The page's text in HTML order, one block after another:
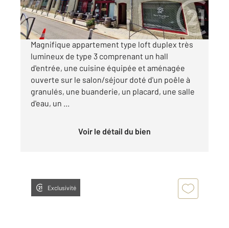
par mois charges comprises
Magnifique appartement type loft duplex très
lumineux de type 3 comprenant un hall
d'entrée, une cuisine équipée et aménagée
ouverte sur le salon/séjour doté d'un poêle à
granulés, une buanderie, un placard, une salle
d'eau, un ...
Voir le détail du bien
Exclusivité